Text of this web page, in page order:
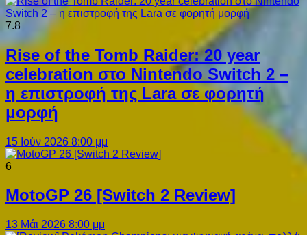
7.8
Rise of the Tomb Raider: 20 year
celebration στο Nintendo Switch 2 –
η επιστροφή της Lara σε φορητή
μορφή
15 Ιούν 2026 8:00 μμ
6
MotoGP 26 [Switch 2 Review]
13 Μάι 2026 8:00 μμ